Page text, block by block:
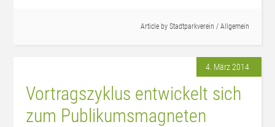
Article by Stadtparkverein / Allgemein
4. März 2014
Vortragszyklus entwickelt sich
zum Publikumsmagneten